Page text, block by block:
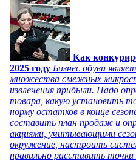
Как
2025 году Бизнес обуви
множества смежных
извлечения прибыли. Надо
товара, какую установить
норму остатков в конце
составить план продаж и
акциями, учитывающими
окружение, настроить
правильно расставить точки